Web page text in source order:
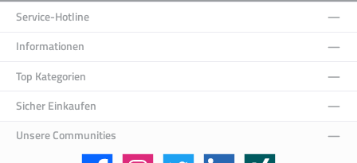
Service-Hotline
Informationen
Top Kategorien
Sicher Einkaufen
Unsere Communities